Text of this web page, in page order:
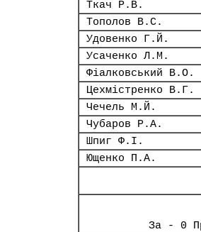
Ткач Р.В.
Тополов В.С.
Удовенко Г.Й.
Усаченко Л.М.
Фіалковський В.О.
Цехмістренко В.Г.
Чечель М.Й.
Чубаров Р.А.
Шпиг Ф.І.
Ющенко П.А.
За - 0